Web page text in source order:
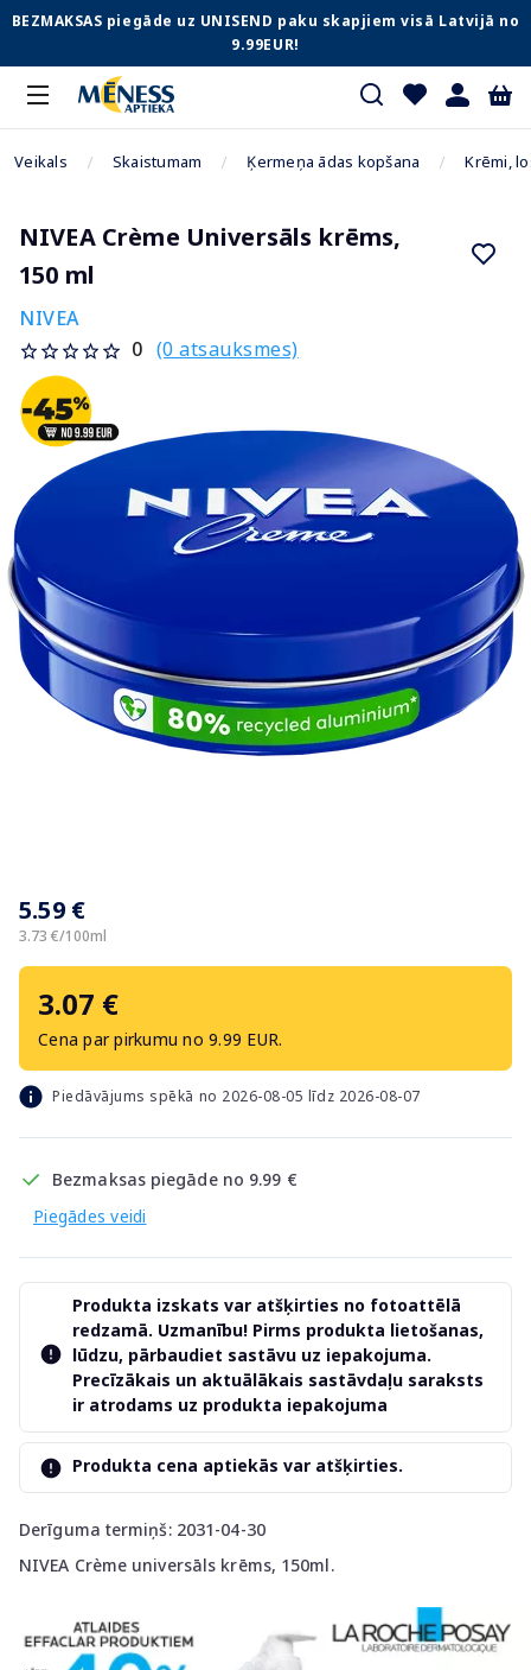
BEZMAKSAS piegāde uz UNISEND paku skapjiem visā Latvijā no
9.99EUR!
Veikals Skaistumam Ķermeņa ādas kopšana Krēmi,
NIVEA Crème Universāls krēms,
150 ml
NIVEA
0 (0 atsauksmes)
5.59 €
3.73 €/100ml
3.07 €
Cena par pirkumu no 9.99 EUR.
Piedāvājums spēkā no 2026-08-05 līdz 2026-08-07
Bezmaksas piegāde no 9.99 €
Piegādes veidi
Derīguma termiņš: 2031-04-30
NIVEA Crème universāls krēms, 150ml.
Produkta izskats var atšķirties no fotoattēlā
redzamā. Uzmanību! Pirms produkta lietošanas,
lūdzu, pārbaudiet sastāvu uz iepakojuma.
Precīzākais un aktuālākais sastāvdaļu saraksts
ir atrodams uz produkta iepakojuma
Produkta cena aptiekās var atšķirties.